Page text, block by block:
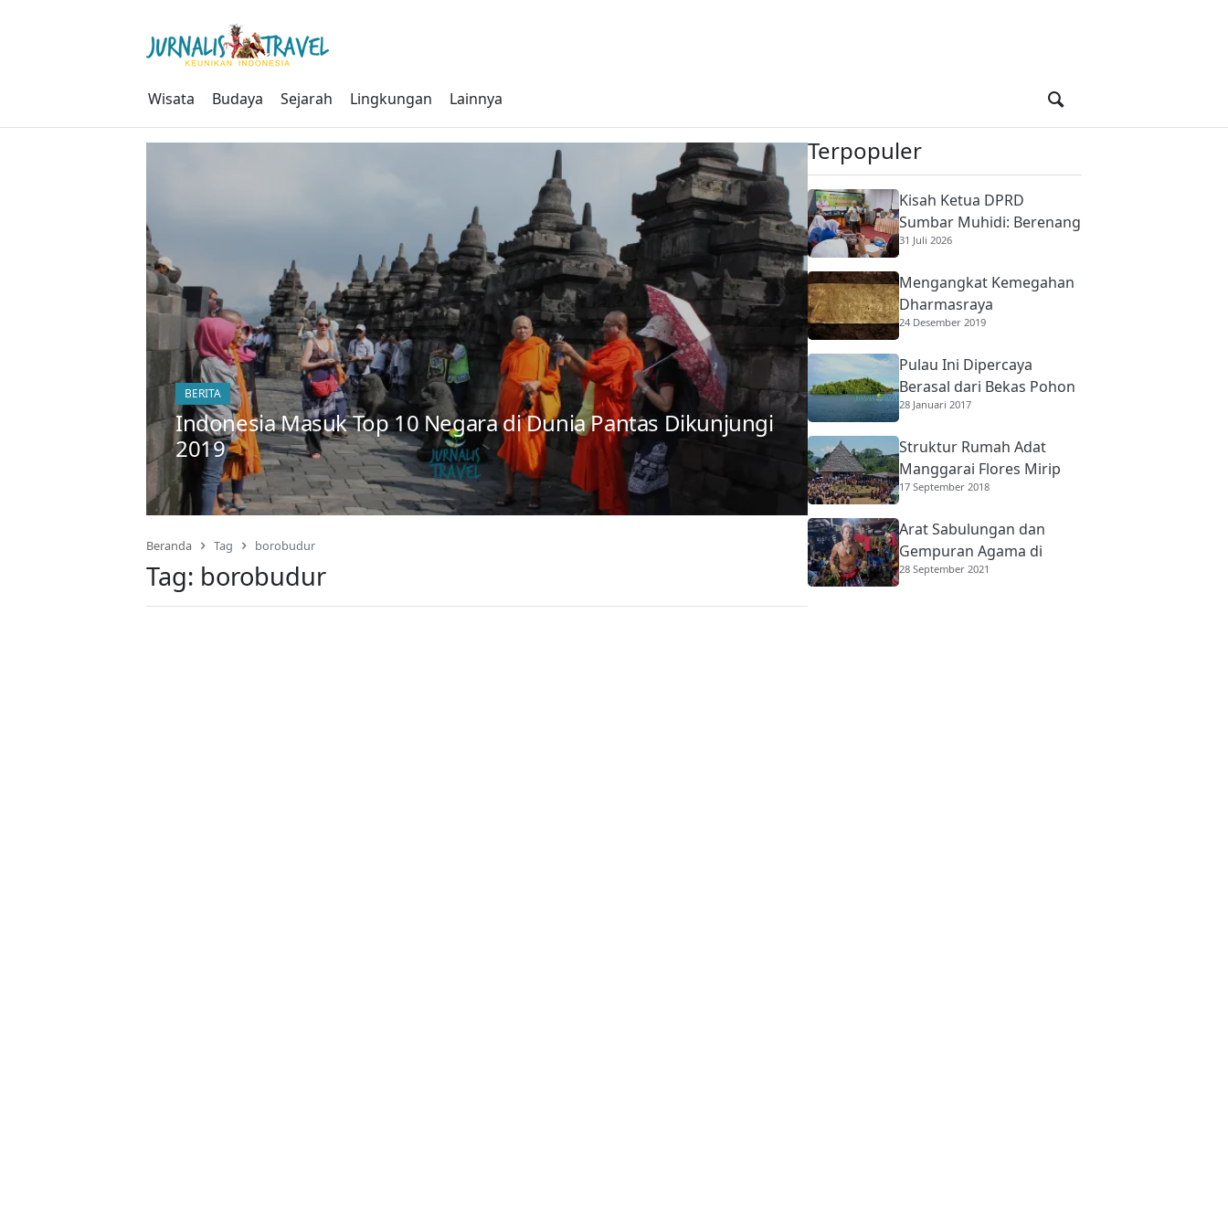
Wisata Budaya Sejarah Lingkungan Lainnya
BERITA
Indonesia Masuk Top 10 Negara di Dunia Pantas Dikunjungi
2019
Beranda Tag borobudur
Tag: borobudur
Terpopuler
Kisah Ketua DPRD
Sumbar Muhidi: Berenang
di Sungai Berbuaya Demi
Orang Tua
31 Juli 2026
Mengangkat Kemegahan
Dharmasraya
24 Desember 2019
Pulau Ini Dipercaya
Berasal dari Bekas Pohon
Raksasa
28 Januari 2017
Struktur Rumah Adat
Manggarai Flores Mirip
Rumah Gadang
17 September 2018
Arat Sabulungan dan
Gempuran Agama di
Mentawai
28 September 2021